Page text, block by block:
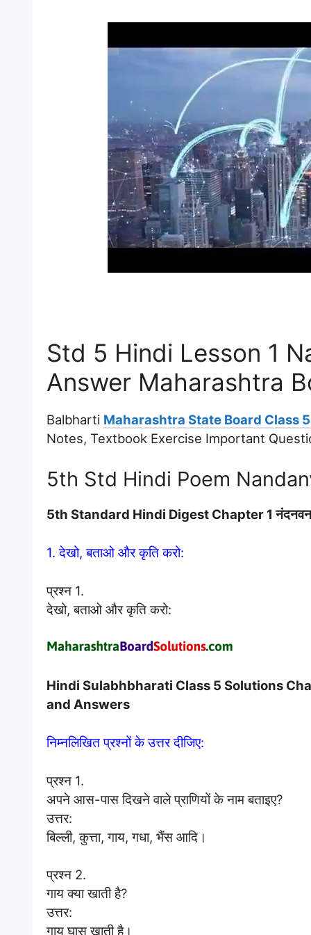
Std 5 Hindi Lesson 1
Answer Maharashtra
Balbharti Maharashtra State Board Class
Notes, Textbook Exercise Important
5th Std Hindi Poem
5th Standard Hindi Digest Chapter 1
1. देखो, बताओ और कृति करो:
प्रश्न 1.
देखो, बताओ और कृति करो:
Hindi Sulabhbharati Class 5 Solutions
and Answers
निम्नलिखित प्रश्नों के उत्तर दीजिए:
प्रश्न 1.
अपने आस-पास दिखने वाले प्राणियों के नाम बताइए?
उत्तर:
बिल्ली, कुत्ता, गाय, गधा, भैंस आदि।
प्रश्न 2.
गाय क्या खाती है?
उत्तर:
गाय घास खाती है।